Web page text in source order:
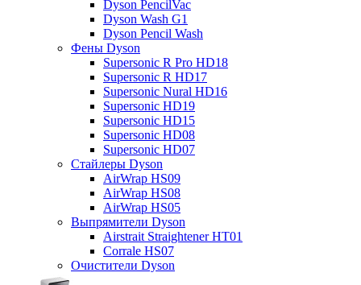
Dyson PencilVac
Dyson Wash G1
Dyson Pencil Wash
Фены Dyson
Supersonic R Pro HD18
Supersonic R HD17
Supersonic Nural HD16
Supersonic HD19
Supersonic HD15
Supersonic HD08
Supersonic HD07
Стайлеры Dyson
AirWrap HS09
AirWrap HS08
AirWrap HS05
Выпрямители Dyson
Airstrait Straightener HT01
Corrale HS07
Очистители Dyson